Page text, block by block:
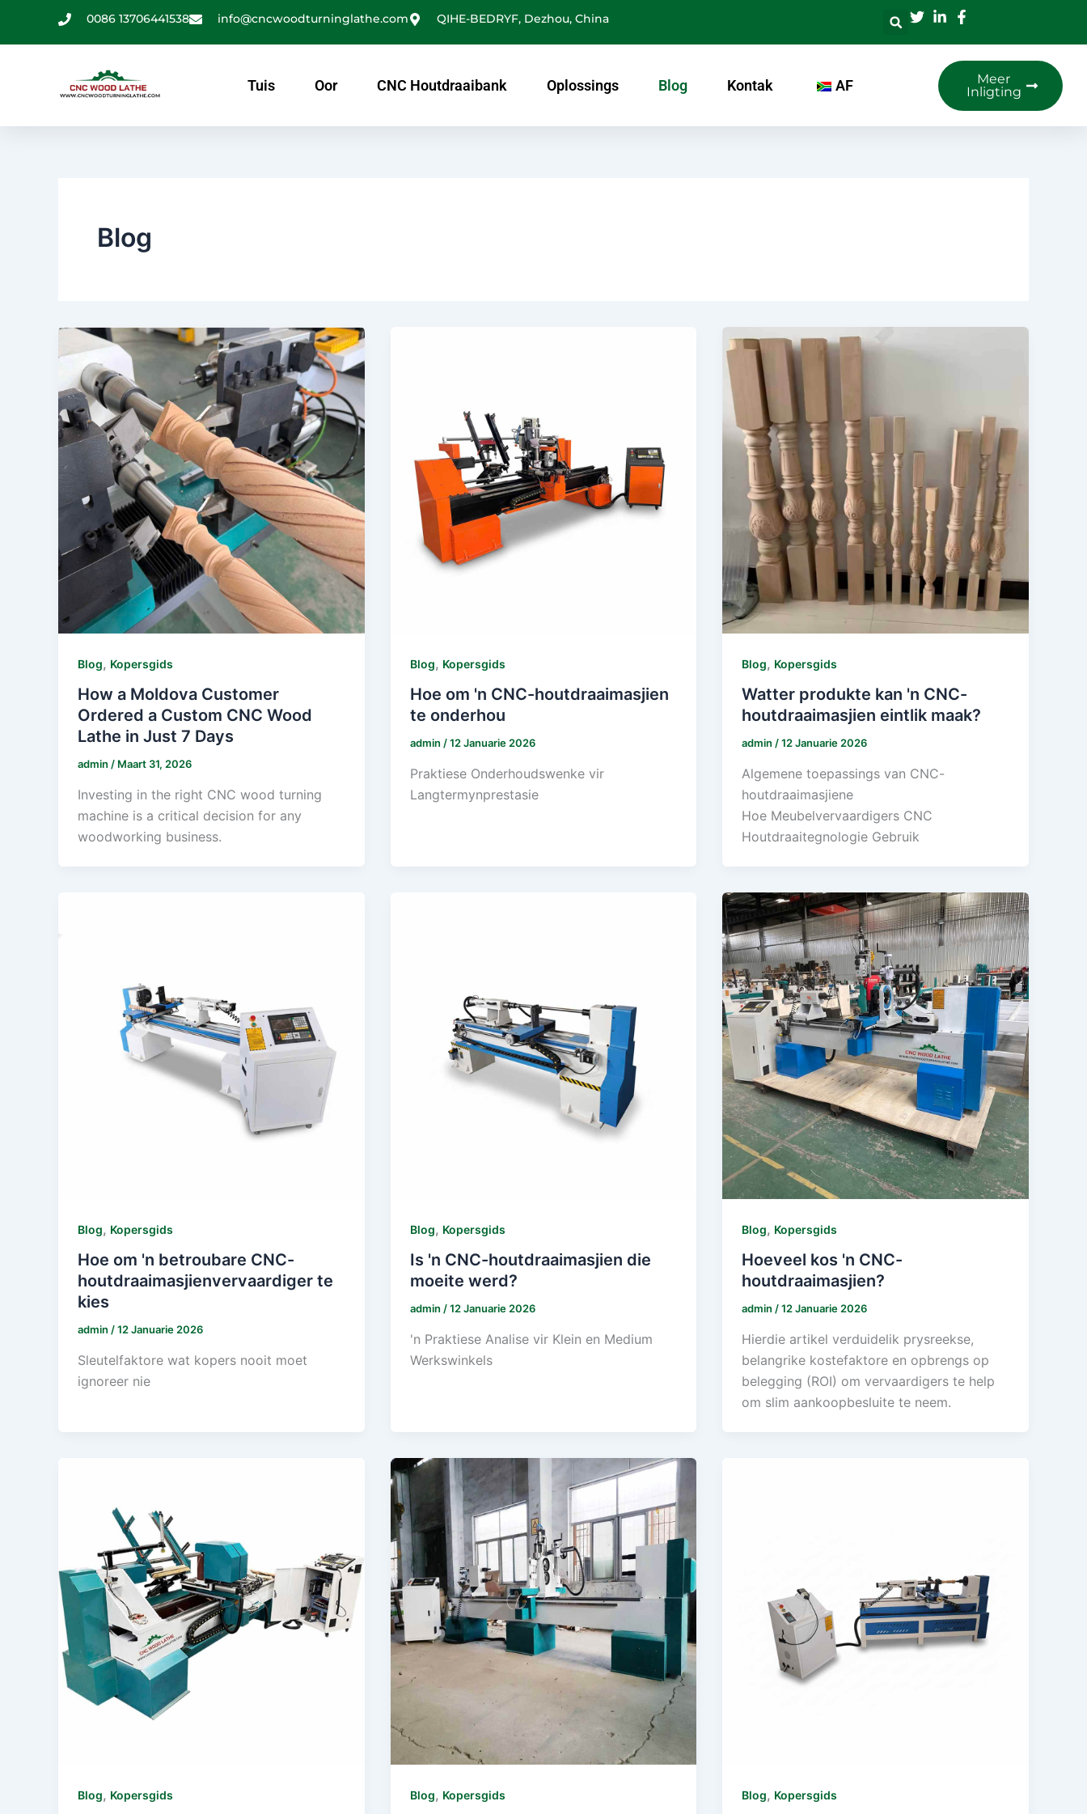
0086 13706441538 info@cncwoodturninglathe.com QIHE-BEDRYF, Dezhou, China
Tuis Oor CNC Houtdraaibank Oplossings Blog Kontak AF
Meer
Inligting
Blog
Blog, Kopersgids
How a Moldova Customer
Ordered a Custom CNC Wood
Lathe in Just 7 Days
admin / Maart 31, 2026
Investing in the right CNC wood turning
machine is a critical decision for any
woodworking business.
Blog, Kopersgids
Hoe om 'n CNC-houtdraaimasjien
te onderhou
admin /12 Januarie 2026
Praktiese Onderhoudswenke vir
Langtermynprestasie
Blog, Kopersgids
Watter produkte kan 'n CNC-
houtdraaimasjien eintlik maak?
admin/12 Januarie 2026
Algemene toepassings van CNC-
houtdraaimasjiene
Hoe Meubelvervaardigers CNC
Houtdraaitegnologie Gebruik
Blog, Kopersgids
Hoe om 'n betroubare CNC-
houtdraaimasjienvervaardiger te
kies
admin /12 Januarie 2026
Sleutelfaktore wat kopers nooit moet
ignoreer nie
Blog, Kopersgids
Is 'n CNC-houtdraaimasjien die
moeite werd?
admin /12 Januarie 2026
'n Praktiese Analise vir Klein en Medium
Werkswinkels
Blog, Kopersgids
Hoeveel kos 'n CNC-
houtdraaimasjien?
admin/12 Januarie 2026
Hierdie artikel verduidelik prysreekse,
belangrike kostefaktore en opbrengs op
belegging (ROI) om vervaardigers te help
om slim aankoopbesluite te neem.
Blog, Kopersgids Blog, Kopersgids Blog, Kopersgids